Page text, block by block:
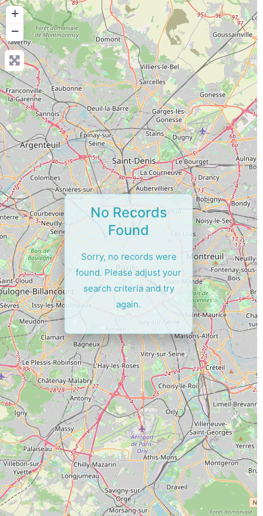
+
−
No Records
Found
Sorry, no records were
found. Please adjust your
search criteria and try
again.